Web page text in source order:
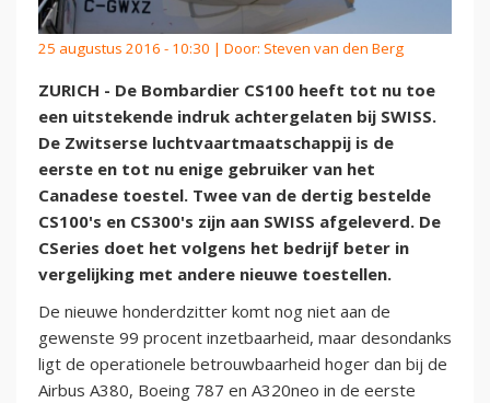
25 augustus 2016 - 10:30 | Door: Steven van den Berg
ZURICH - De Bombardier CS100 heeft tot nu toe
een uitstekende indruk achtergelaten bij SWISS.
De Zwitserse luchtvaartmaatschappij is de
eerste en tot nu enige gebruiker van het
Canadese toestel. Twee van de dertig bestelde
CS100's en CS300's zijn aan SWISS afgeleverd. De
CSeries doet het volgens het bedrijf beter in
vergelijking met andere nieuwe toestellen.
De nieuwe honderdzitter komt nog niet aan de
gewenste 99 procent inzetbaarheid, maar desondanks
ligt de operationele betrouwbaarheid hoger dan bij de
Airbus A380, Boeing 787 en A320neo in de eerste